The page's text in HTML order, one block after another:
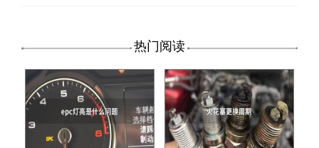
热门阅读